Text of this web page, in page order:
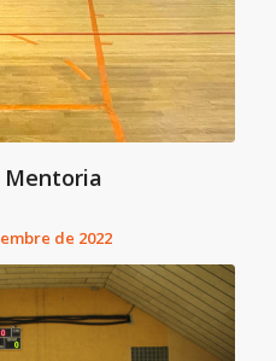
Mentoria
de 2022